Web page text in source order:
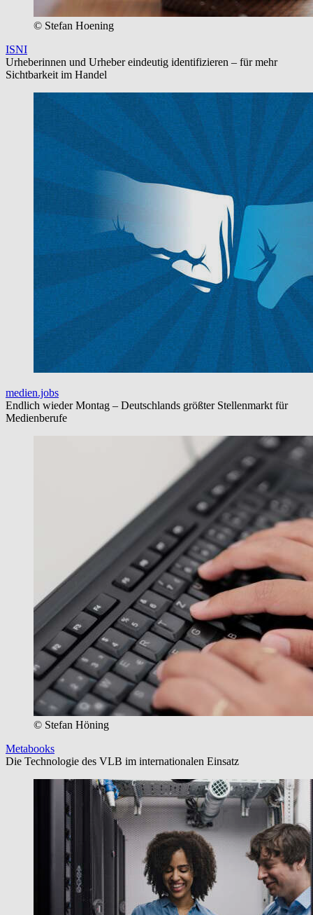
© Stefan Hoening
ISNI
Urheberinnen und Urheber eindeutig identifizieren – für mehr
Sichtbarkeit im Handel
medien.jobs
Endlich wieder Montag – Deutschlands größter Stellenmarkt für
Medienberufe
© Stefan Höning
Metabooks
Die Technologie des VLB im internationalen Einsatz